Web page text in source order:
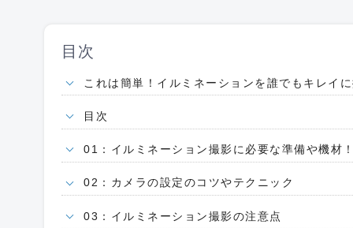
目次
これは簡単！イルミネーションを誰でもキレイ
目次
01：イルミネーション撮影に必要な準備や機材
02：カメラの設定のコツやテクニック
03：イルミネーション撮影の注意点